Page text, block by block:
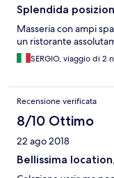
Splendida
Masseria con ampi
un ristorante
SERGIO, viaggio di 2
Recensione verificata
8/10 Ottimo
22 ago 2018
Bellissima